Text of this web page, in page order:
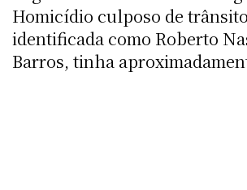
Homicídio culposo de
identificada como Roberto
Barros, tinha